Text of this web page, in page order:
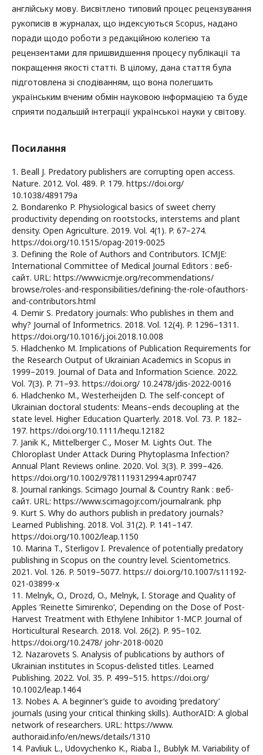
англійську мову. Висвітлено типовий процес рецензування
рукописів в журналах, що індексуються Scopus, надано
поради щодо роботи з редакційною колегією та
рецензентами для пришвидшення процесу публікації та
покращення якості статті. В цілому, дана стаття була
підготовлена зі сподіванням, що вона полегшить
українським вченим обмін науковою інформацією та буде
сприяти подальшій інтеграції української науки у світову.
Посилання
1. Beall J. Predatory publishers are corrupting open access.
Nature. 2012. Vol. 489. P. 179. https://doi.org/
10.1038/489179a
2. Bondarenko P. Physiological basics of sweet cherry
productivity depending on rootstocks, interstems and plant
density. Open Agriculture. 2019. Vol. 4(1). P. 67–274.
https://doi.org/10.1515/opag-2019-0025
3. Defining the Role of Authors and Contributors. ICMJE:
International Committee of Medical Journal Editors : веб-
сайт. URL: https://www.icmje.org/recommendations/
browse/roles-and-responsibilities/defining-the-role-ofauthors-
and-contributors.html
4. Demir S. Predatory journals: Who publishes in them and
why? Journal of Informetrics. 2018. Vol. 12(4). P. 1296–1311.
https://doi.org/10.1016/j.joi.2018.10.008
5. Hladchenko M. Implications of Publication Requirements for
the Research Output of Ukrainian Academics in Scopus in
1999–2019. Journal of Data and Information Science. 2022.
Vol. 7(3). P. 71–93. https://doi.org/ 10.2478/jdis-2022-0016
6. Hladchenko M., Westerheijden D. The self-concept of
Ukrainian doctoral students: Means–ends decoupling at the
state level. Higher Education Quarterly. 2018. Vol. 73. P. 182–
197. https://doi.org/10.1111/hequ.12182
7. Janik K., Mittelberger C., Moser M. Lights Out. The
Chloroplast Under Attack During Phytoplasma Infection?
Annual Plant Reviews online. 2020. Vol. 3(3). P. 399–426.
https://doi.org/10.1002/9781119312994.apr0747
8. Journal rankings. Scimago Journal & Country Rank : веб-
сайт. URL: https://www.scimagojr.com/journalrank. php
9. Kurt S. Why do authors publish in predatory journals?
Learned Publishing. 2018. Vol. 31(2). P. 141–147.
https://doi.org/10.1002/leap.1150
10. Marina T., Sterligov I. Prevalence of potentially predatory
publishing in Scopus on the country level. Scientometrics.
2021. Vol. 126. P. 5019–5077. https:// doi.org/10.1007/s11192-
021-03899-x
11. Melnyk, O., Drozd, O., Melnyk, I. Storage and Quality of
Apples ‘Reinette Simirenko’, Depending on the Dose of Post-
Harvest Treatment with Ethylene Inhibitor 1-MCP. Journal of
Horticultural Research. 2018. Vol. 26(2). P. 95–102.
https://doi.org/10.2478/ johr-2018-0020
12. Nazarovets S. Analysis of publications by authors of
Ukrainian institutes in Scopus-delisted titles. Learned
Publishing. 2022. Vol. 35. P. 499–515. https://doi.org/
10.1002/leap.1464
13. Nobes A. A beginner’s guide to avoiding ‘predatory’
journals (using your critical thinking skills). AuthorAID: A global
network of researchers. URL: https://www.
authoraid.info/en/news/details/1310
14. Pavliuk L., Udovychenko K., Riaba I., Bublyk M. Variability of